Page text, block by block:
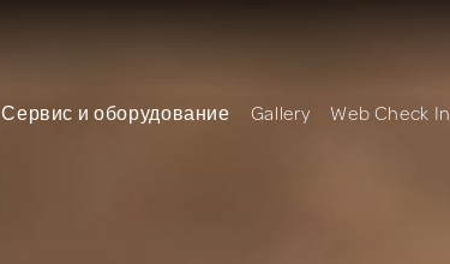
Сервис и оборудование Gallery Web Check In